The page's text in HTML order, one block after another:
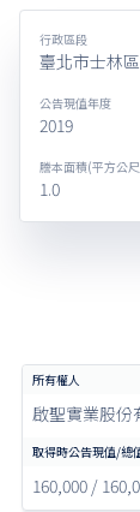
行政區段
臺北市士林
公告現值年度
2019
謄本面積(平方公
1.0
啟聖實業股份
160,000 /